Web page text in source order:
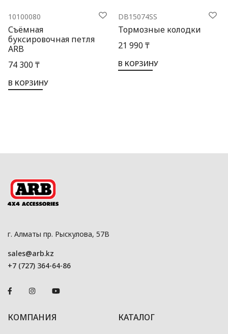
10100080
Съёмная
буксировочная петля
ARB
74 300 ₸
В КОРЗИНУ
DB15074SS
Тормозные колодки
21 990 ₸
В КОРЗИНУ
г. Алматы пр. Рыскулова, 57В
sales@arb.kz
+7 (727) 364-64-86
КОМПАНИЯ КАТАЛОГ